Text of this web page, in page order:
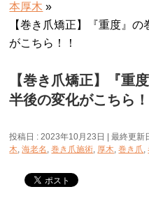
本厚木 »
【巻き爪矯正】『重度』
がこちら！！
【巻き爪矯正】『重
半後の変化がこちら！
投稿日 : 2023年10月23日 最終更新
木,海老名 ,巻き爪施術, 厚木,巻き爪,